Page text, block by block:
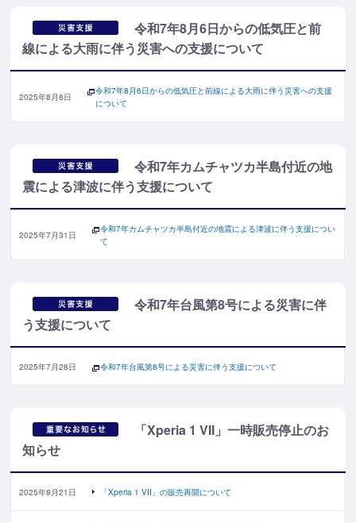
令和7年8月6日からの低気圧と前
線による大雨に伴う災害への支援について
2025年8月8日
令和7年8月6日からの低気圧と前線による大雨に伴う災害への支援
について
令和7年カムチャツカ半島付近の地
震による津波に伴う支援について
2025年7月31日
令和7年カムチャツカ半島付近の地震による津波に伴う支援につい
て
令和7年台風第8号による災害に伴
う支援について
2025年7月28日 令和7年台風第8号による災害に伴う支援について
「Xperia 1 VII」一時販売停止のお
知らせ
2025年8月21日 「Xperia 1 VII」の販売再開について